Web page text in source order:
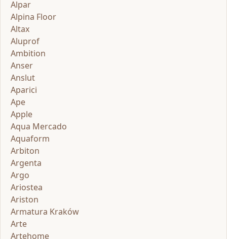
Alpar
Alpina Floor
Altax
Aluprof
Ambition
Anser
Anslut
Aparici
Ape
Apple
Aqua Mercado
Aquaform
Arbiton
Argenta
Argo
Ariostea
Ariston
Armatura Kraków
Arte
Artehome